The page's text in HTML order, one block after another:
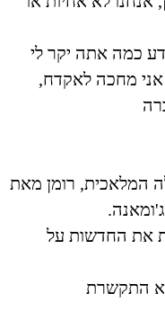
כמה אתה יקר לי
אני מחכה לאקדח,
המלאכית, רומן מאת
.
את החדשות על
לא התקשרת